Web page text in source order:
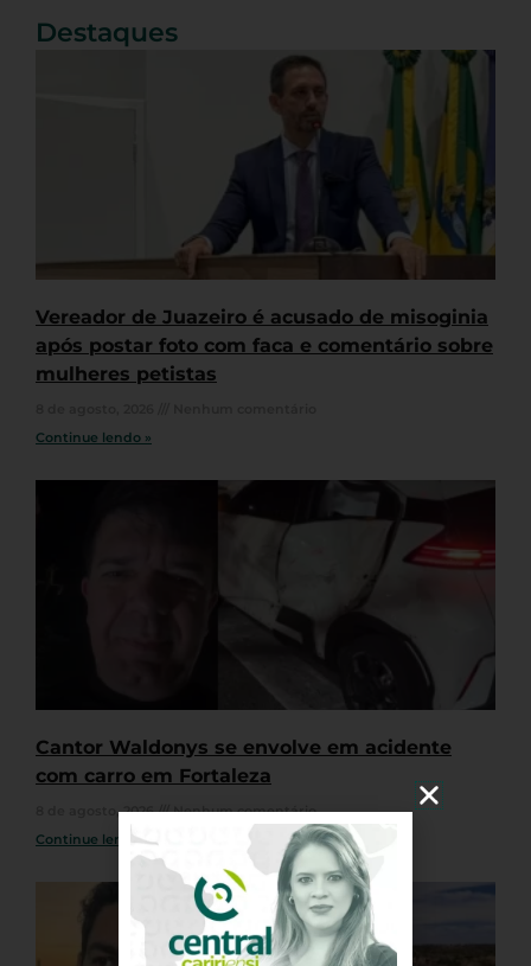
Destaques
Vereador de Juazeiro é acusado de misoginia
após postar foto com faca e comentário sobre
mulheres petistas
Continue lendo »
Cantor Waldonys se envolve em acidente
com carro em Fortaleza
8 de agosto, 2026
Nenhum comentário
Continue lendo »